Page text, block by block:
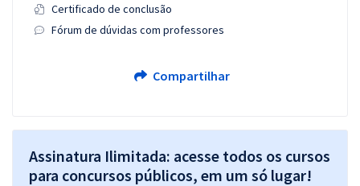
Certificado de conclusão
Fórum de dúvidas com professores
Compartilhar
Assinatura Ilimitada: acesse todos os cursos
para concursos públicos, em um só lugar!